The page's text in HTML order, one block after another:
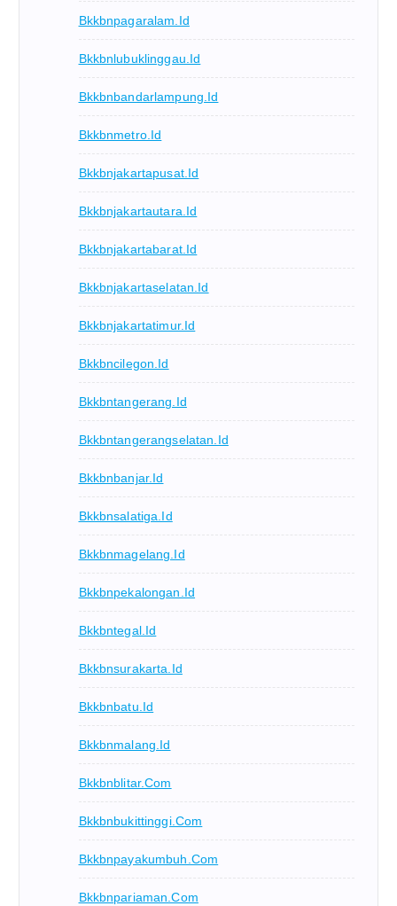
Bkkbnpagaralam.id
Bkkbnlubuklinggau.id
Bkkbnbandarlampung.id
Bkkbnmetro.id
Bkkbnjakartapusat.id
Bkkbnjakartautara.id
Bkkbnjakartabarat.id
Bkkbnjakartaselatan.id
Bkkbnjakartatimur.id
Bkkbncilegon.id
Bkkbntangerang.id
Bkkbntangerangselatan.id
Bkkbnbanjar.id
Bkkbnsalatiga.id
Bkkbnmagelang.id
Bkkbnpekalongan.id
Bkkbntegal.id
Bkkbnsurakarta.id
Bkkbnbatu.id
Bkkbnmalang.id
Bkkbnblitar.com
Bkkbnbukittinggi.com
Bkkbnpayakumbuh.com
Bkkbnpariaman.com